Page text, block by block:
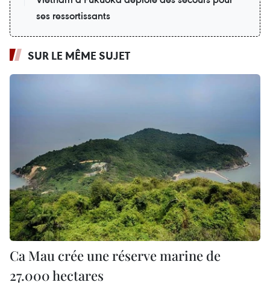
ses ressortissants
SUR LE MÊME SUJET
Ca Mau crée une réserve marine de
27.000 hectares